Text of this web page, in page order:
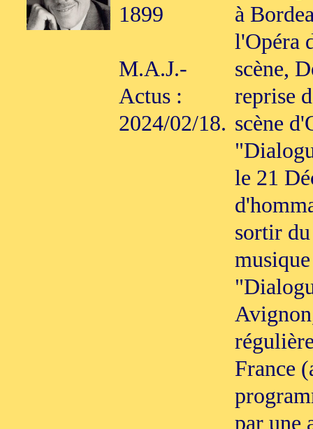
1899
M.A.J.-
Actus :
2024/02/18.
à
l'Opéra
scène,
reprise
scène
le 21
sortir
France
par une